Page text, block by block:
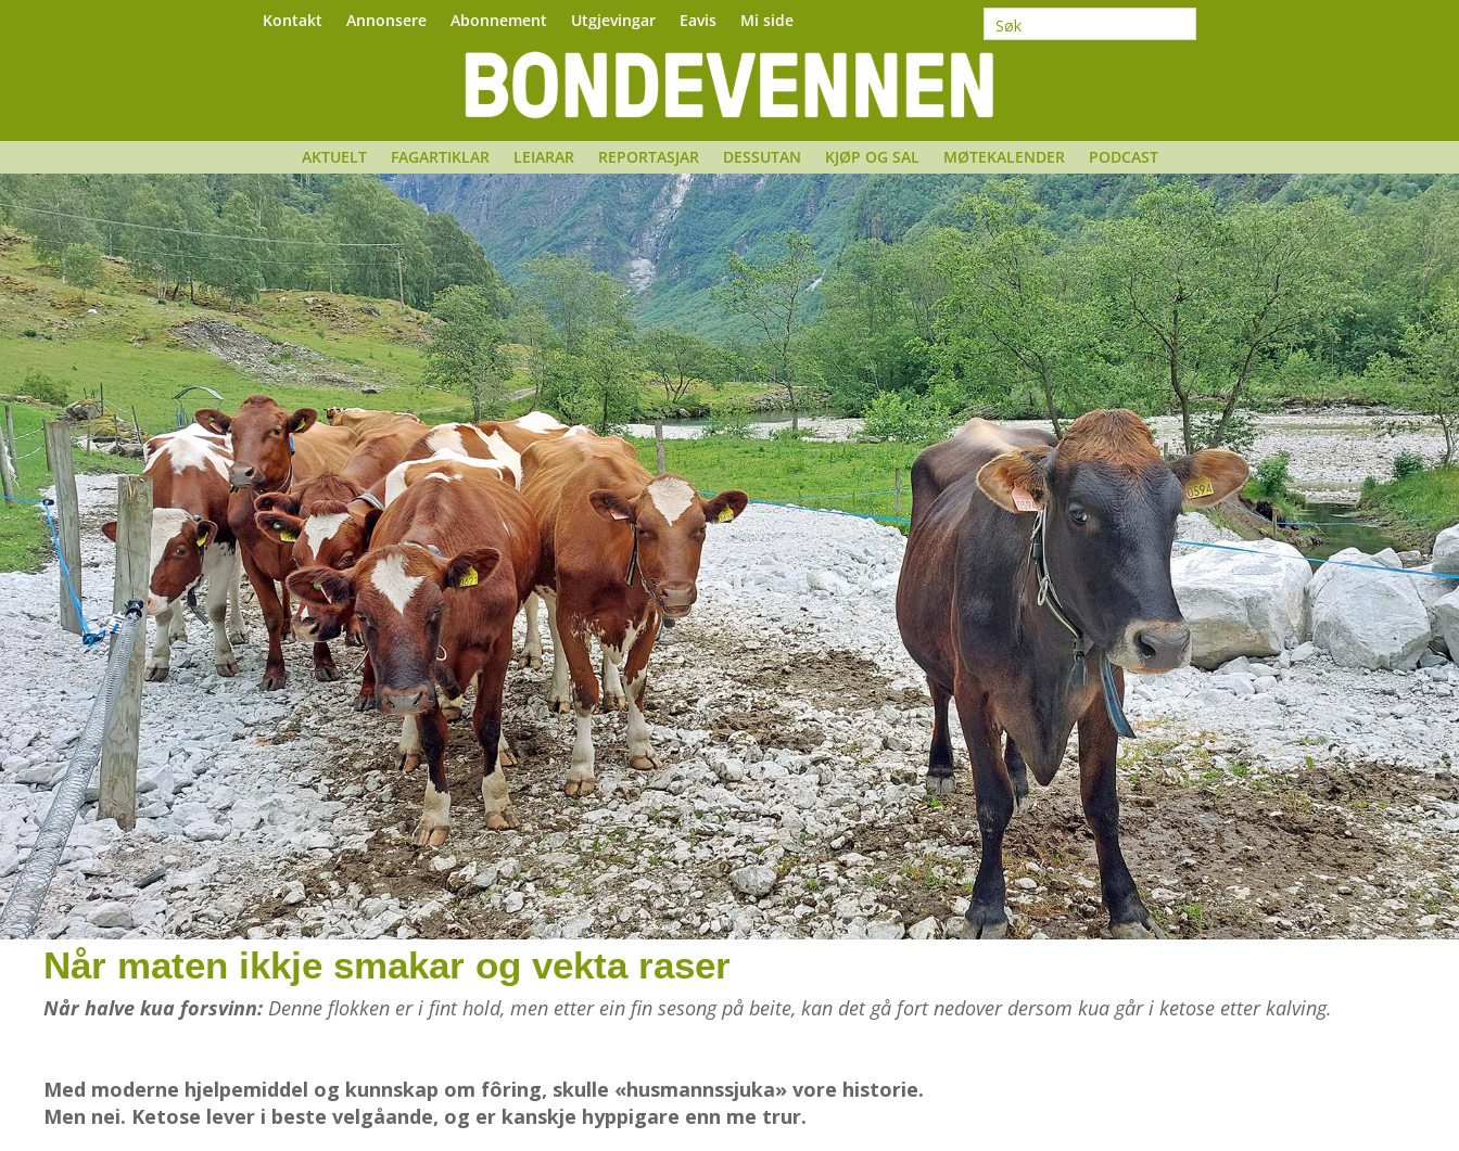
Kontakt Annonsere Abonnement Utgjevingar Eavis Mi side
AKTUELT FAGARTIKLAR LEIARAR REPORTASJAR DESSUTAN KJØP OG SAL MØTEKALENDER PODCAST
Når maten ikkje smakar og vekta raser
Når halve kua forsvinn: Denne flokken er i fint hold, men etter ein fin sesong på beite, kan det gå fort nedover dersom kua går i ketose etter kalving.
Med moderne hjelpemiddel og kunnskap om fôring, skulle «husmannssjuka» vore historie.
Men nei. Ketose lever i beste velgåande, og er kanskje hyppigare enn me trur.